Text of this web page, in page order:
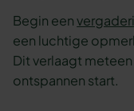
Begin een
een luchtige
Dit verlaagt
ontspannen start.